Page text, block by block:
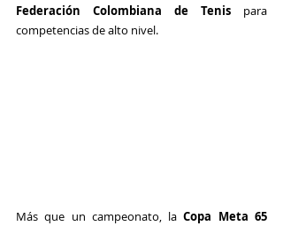
Federación Colombiana de Tenis para
competencias de alto nivel.
Más que un campeonato, la Copa Meta 65